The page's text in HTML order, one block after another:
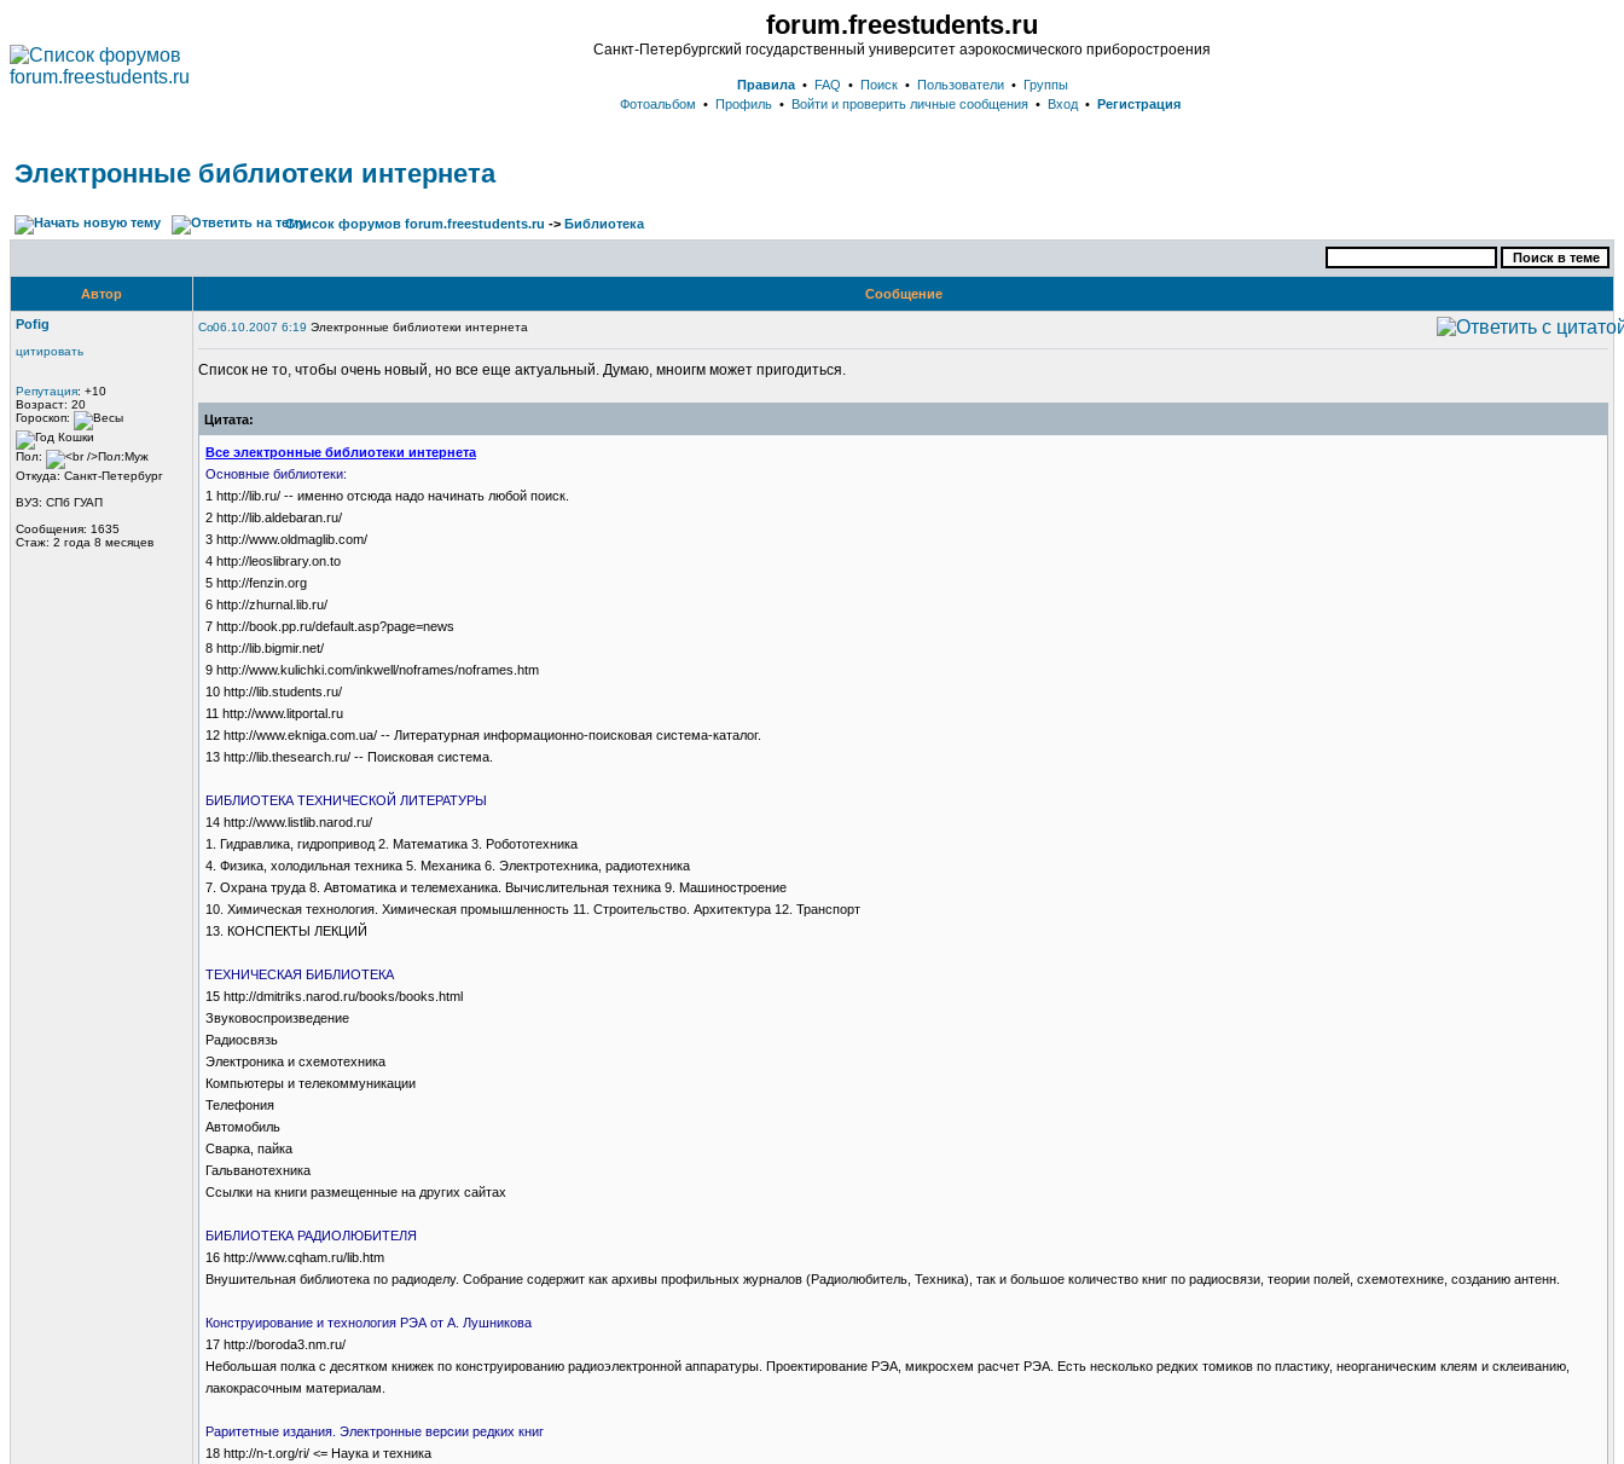
forum.freestudents.ru
Санкт-Петербургский государственный университет аэрокосмического приборостроения
Правила• FAQ • Поиск• Пользователи• Группы
Фотоальбом • Профиль • Войти и проверить личные сообщения • Вход • Регистрация
Электронные библиотеки интернета
Список форумов forum.freestudents.ru -> Библиотека
Автор Сообщение
Pofig
цитировать
Репутация: +10
Возраст: 20
Гороскоп:
Пол:
Откуда: Санкт-Петербург
ВУЗ: СПб ГУАП
Сообщения: 1635
Стаж: 2 года 8 месяцев
06.10.2007 6:19 Электронные библиотеки интернета
Список не то, чтобы очень новый, но все еще актуальный. Думаю, мноигм может пригодиться.
Цитата:
Все электронные библиотеки интернета
Основные библиотеки:
1 http://lib.ru/ -- именно отсюда надо начинать любой поиск.
2 http://lib.aldebaran.ru/
3 http://www.oldmaglib.com/
4 http://leoslibrary.on.to
5 http://fenzin.org
6 http://zhurnal.lib.ru/
7 http://book.pp.ru/default.asp?page=news
8 http://lib.bigmir.net/
9 http://www.kulichki.com/inkwell/noframes/noframes.htm
10 http://lib.students.ru/
11 http://www.litportal.ru
12 http://www.ekniga.com.ua/ -- Литературная информационно-поисковая система-каталог.
13 http://lib.thesearch.ru/ -- Поисковая система.
БИБЛИОТЕКА ТЕХНИЧЕСКОЙ ЛИТЕРАТУРЫ
14 http://www.listlib.narod.ru/
1. Гидравлика, гидропривод 2. Математика 3. Робототехника
4. Физика, холодильная техника 5. Механика 6. Электротехника, радиотехника
7. Охрана труда 8. Автоматика и телемеханика. Вычислительная техника 9. Машиностроение
10. Химическая технология. Химическая промышленность 11. Строительство. Архитектура 12. Транспорт
13. КОНСПЕКТЫ ЛЕКЦИЙ
ТЕХНИЧЕСКАЯ БИБЛИОТЕКА
15 http://dmitriks.narod.ru/books/books.html
Звуковоспроизведение
Радиосвязь
Электроника и схемотехника
Компьютеры и телекоммуникации
Телефония
Автомобиль
Сварка, пайка
Гальванотехника
Ссылки на книги размещенные на других сайтах
БИБЛИОТЕКА РАДИОЛЮБИТЕЛЯ
16 http://www.cqham.ru/lib.htm
Внушительная библиотека по радиоделу. Собрание содержит как архивы профильных журналов (Радиолюбитель, Техника), так и большое количество книг по радиосвязи, теории полей, схемотехнике, созданию антенн.
Конструирование и технология РЭА от А. Лушникова
17 http://boroda3.nm.ru/
Небольшая полка с десятком книжек по конструированию радиоэлектронной аппаратуры. Проектирование РЭА, микросхем расчет РЭА. Есть несколько редких томиков по пластику, неорганическим клеям и склеиванию,
лакокрасочным материалам.
Раритетные издания. Электронные версии редких книг
18 http://n-t.org/ri/ <= Наука и техника